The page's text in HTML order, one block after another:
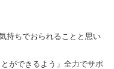
持ちでおられることと思い
ができるよう」全力でサポ